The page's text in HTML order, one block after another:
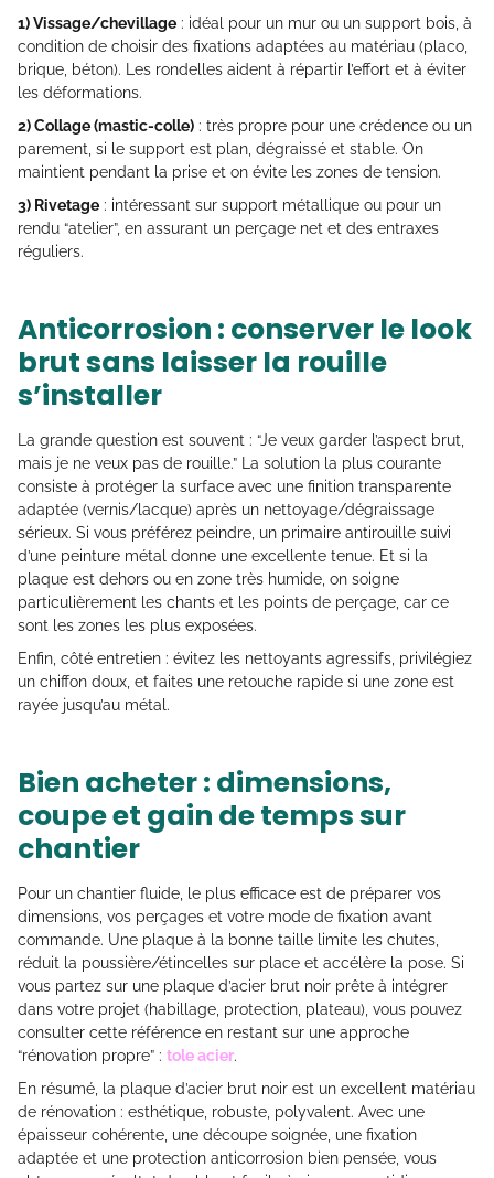
1) Vissage/chevillage : idéal pour un mur ou un support bois, à
condition de choisir des fixations adaptées au matériau (placo,
brique, béton). Les rondelles aident à répartir l’effort et à éviter
les déformations.
2) Collage (mastic-colle) : très propre pour une crédence ou un
parement, si le support est plan, dégraissé et stable. On
maintient pendant la prise et on évite les zones de tension.
3) Rivetage : intéressant sur support métallique ou pour un
rendu “atelier”, en assurant un perçage net et des entraxes
réguliers.
Anticorrosion : conserver le look
brut sans laisser la rouille
s’installer
La grande question est souvent : “Je veux garder l’aspect brut,
mais je ne veux pas de rouille.” La solution la plus courante
consiste à protéger la surface avec une finition transparente
adaptée (vernis/lacque) après un nettoyage/dégraissage
sérieux. Si vous préférez peindre, un primaire antirouille suivi
d’une peinture métal donne une excellente tenue. Et si la
plaque est dehors ou en zone très humide, on soigne
particulièrement les chants et les points de perçage, car ce
sont les zones les plus exposées.
Enfin, côté entretien : évitez les nettoyants agressifs, privilégiez
un chiffon doux, et faites une retouche rapide si une zone est
rayée jusqu’au métal.
Bien acheter : dimensions,
coupe et gain de temps sur
chantier
Pour un chantier fluide, le plus efficace est de préparer vos
dimensions, vos perçages et votre mode de fixation avant
commande. Une plaque à la bonne taille limite les chutes,
réduit la poussière/étincelles sur place et accélère la pose. Si
vous partez sur une plaque d’acier brut noir prête à intégrer
dans votre projet (habillage, protection, plateau), vous pouvez
consulter cette référence en restant sur une approche
“rénovation propre” : tole acier.
En résumé, la plaque d’acier brut noir est un excellent matériau
de rénovation : esthétique, robuste, polyvalent. Avec une
épaisseur cohérente, une découpe soignée, une fixation
adaptée et une protection anticorrosion bien pensée, vous